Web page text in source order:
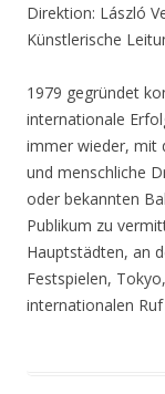
Direktion: László
Künstlerische
1979 gegründet
internationale
immer wieder, mit
und menschliche
oder bekannten
Publikum zu
Hauptstädten, an
Festspielen,
internationalen